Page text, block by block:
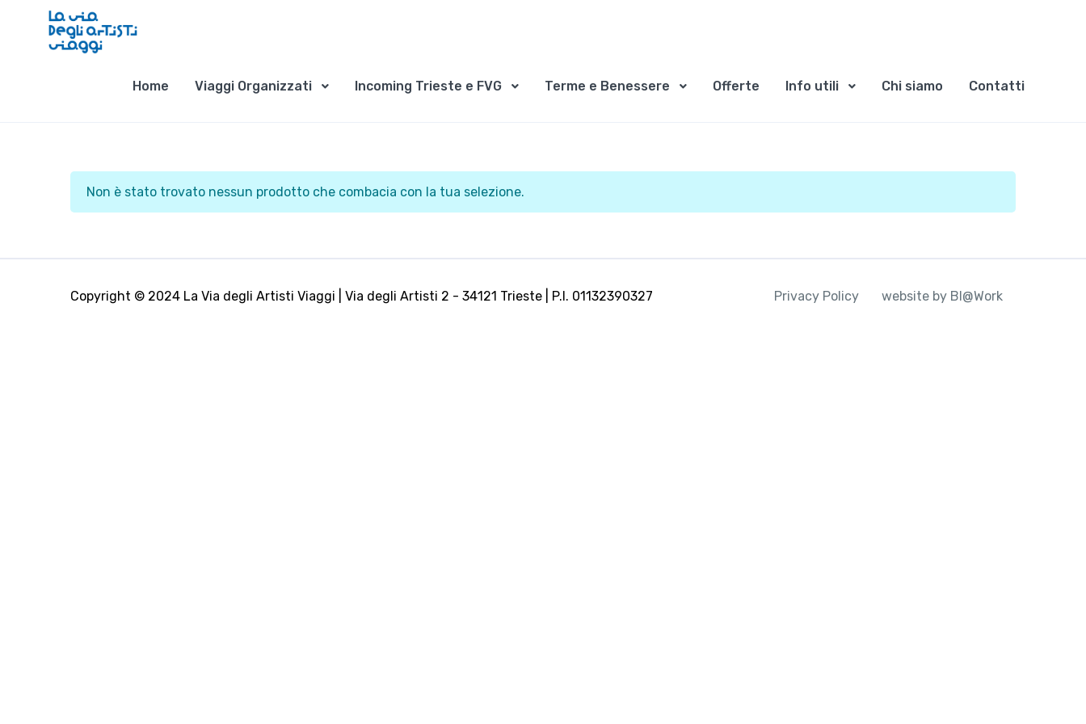
Home Viaggi Organizzati Incoming Trieste e FVG Terme e Benessere Offerte Info utili Chi siamo Contatti
Non è stato trovato nessun prodotto che combacia con la tua selezione.
Copyright © 2024 La Via degli Artisti Viaggi | Via degli Artisti 2 - 34121 Trieste | P.I. 01132390327 Privacy Policy website by BI@Work